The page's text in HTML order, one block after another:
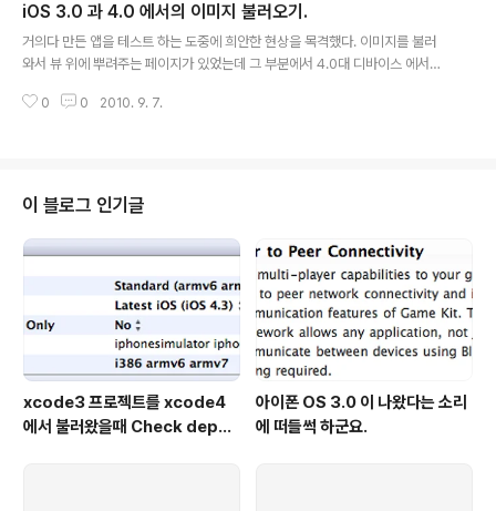
CGContextScaleCTM 이라는 함수 입니다. 저도 그냥
샘플소스 복사해서 쓰다가, 이번기회에 이해를 좀 해보았
습니다. 역시나 이해하고나니 별거 아니더라는... -_-;;; 일
보고서는 이해가 좀 힘들었습니다. 그래서 제 나름대로 정
iOS 3.0 과 4.0 에서의 이미지 불러오기.
거의다 만든 앱을 테스트 하는 도중에 희안한 현상을 목격했다. 이미지를 불러
와서 뷰 위에 뿌려주는 페이지가 있었는데 그 부분에서 4.0대 디바이스 에서는
함수 호출뿐. 특이 사항은 없었다. 알고보니 문제는 이미지 파일명에 있었다. 이
가 나름 중요한(?) 사항 이었다. iOS 4.0에서는 파일이름에 확장자를 붙이지 않
아도 이미지를 잘 불러온다. 하지만, 3.x 대에서는 확장자까..
0 0 2010. 9. 7.
이 블로그 인기글
xcode3 프로젝트를 xcode4
에서 불러왔을때 Check depen
아이폰 OS 3.0 이 나왔다는 소리
에 떠들썩 하군요.